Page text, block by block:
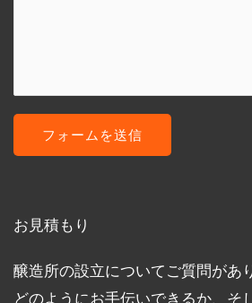
フォームを送信
お見積もり
醸造所の設立についてご質問があ
どのようにお手伝いできるか、そ